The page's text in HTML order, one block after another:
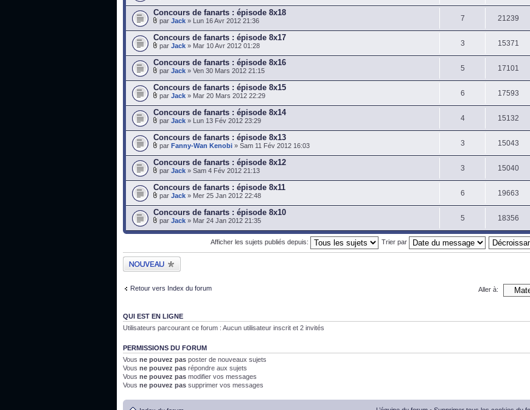
Concours de fanarts : épisode 8x18
par Jack » Lun 16 Avr 2012 21:36 7 21239
Concours de fanarts : épisode 8x17
par Jack » Mar 10 Avr 2012 01:28 3 15371
Concours de fanarts : épisode 8x16
par Jack » Ven 30 Mars 2012 21:15 5 17101
Concours de fanarts : épisode 8x15
par Jack » Mar 20 Mars 2012 22:29 6 17593
Concours de fanarts : épisode 8x14
par Jack » Lun 13 Fév 2012 23:29 4 15132
Concours de fanarts : épisode 8x13
par Fanny-Wan Kenobi » Sam 11 Fév 2012 16:03 3 15043
Concours de fanarts : épisode 8x12
par Jack » Sam 4 Fév 2012 21:13 3 15040
Concours de fanarts : épisode 8x11
par Jack » Mer 25 Jan 2012 22:48 6 19663
Concours de fanarts : épisode 8x10
par Jack » Mar 24 Jan 2012 21:35 5 18356
Afficher les sujets publiés depuis: Trier par
Publier un nouveau
sujet
Retour vers Index du forum Aller à:
QUI EST EN LIGNE
Utilisateurs parcourant ce forum : Aucun utilisateur inscrit et 2 invités
PERMISSIONS DU FORUM
Vous ne pouvez pas poster de nouveaux sujets
Vous ne pouvez pas répondre aux sujets
Vous ne pouvez pas modifier vos messages
Vous ne pouvez pas supprimer vos messages